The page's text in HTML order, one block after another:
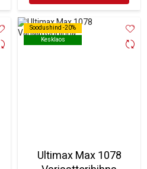
Soodushind -20%
Kesklaos
Soodushind -20%
Kesklaos
Ultimax Max 1078